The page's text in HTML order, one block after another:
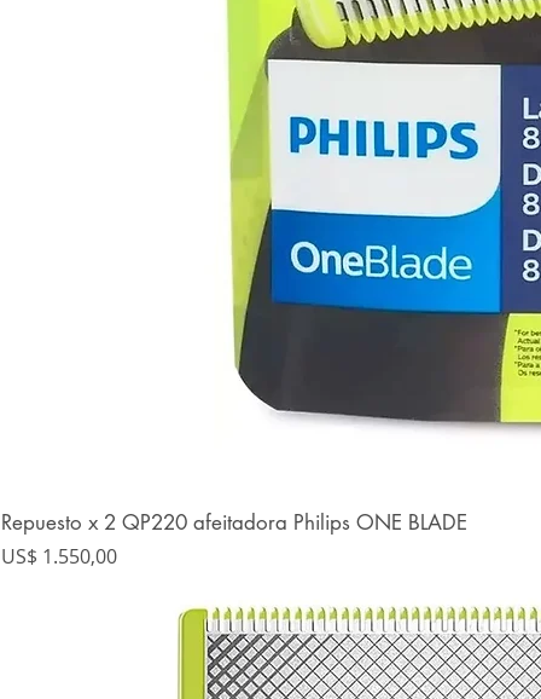
Repuesto x 2 QP220 afeitadora Philips ONE BLADE
Precio
US$ 1.550,00